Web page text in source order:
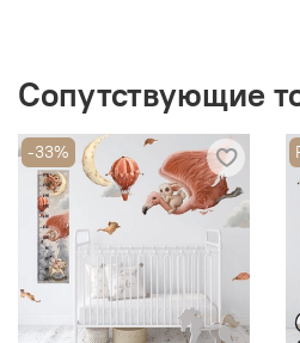
Сопутствующие
-33%